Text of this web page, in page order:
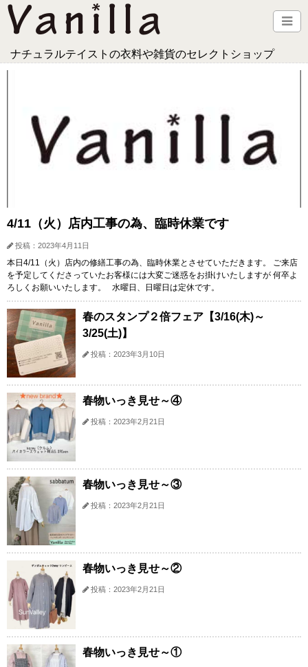
ナチュラルテイストの衣料や雑貨のセレクトショップ
4/11（火）店内工事の為、臨時休業です
投稿：2023年4月11日
本日4/11（火）店内の修繕工事の為、臨時休業とさせていただきます。 ご来店
を予定してくださっていたお客様には大変ご迷惑をお掛けいたしますが 何卒よ
ろしくお願いいたします。 水曜日、日曜日は定休です。
春のスタンプ２倍フェア【3/16(木)～
3/25(土)】
投稿：2023年3月10日
春物いっき見せ～④
投稿：2023年2月21日
春物いっき見せ～③
投稿：2023年2月21日
春物いっき見せ～②
投稿：2023年2月21日
春物いっき見せ～①